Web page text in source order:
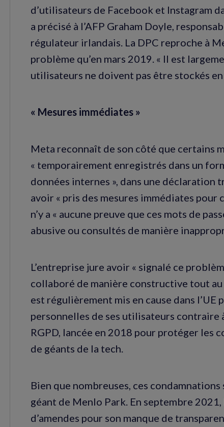
d’utilisateurs de Facebook et Instagram
a précisé à l’AFP Graham Doyle,
régulateur irlandais. La DPC reproche à
problème qu’en mars 2019. « Il est
utilisateurs ne doivent pas être stockés en
« Mesures immédiates »
Meta reconnaît de son côté que certains
« temporairement enregistrés dans un
données internes », dans une déclaration
avoir « pris des mesures immédiates
n’y a « aucune preuve que ces mots de
abusive ou consultés de manière
L’entreprise jure avoir « signalé ce
collaboré de manière constructive tout
est régulièrement mis en cause dans
personnelles de ses utilisateurs contraire
RGPD, lancée en 2018 pour protéger les
de géants de la tech.
Bien que nombreuses, ces
géant de Menlo Park. En septembre
d’amendes pour son manque de